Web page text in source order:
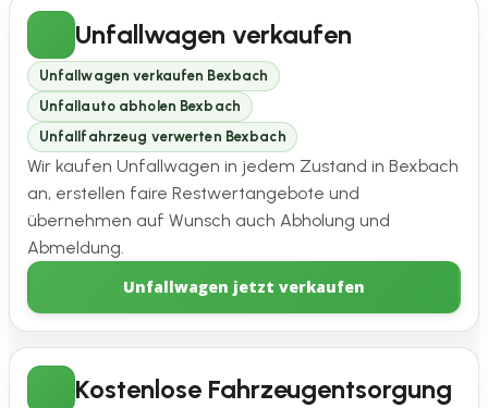
Unfallwagen verkaufen
Unfallwagen verkaufen Bexbach
Unfallauto abholen Bexbach
Unfallfahrzeug verwerten Bexbach
Wir kaufen Unfallwagen in jedem Zustand in Bexbach
an, erstellen faire Restwertangebote und
übernehmen auf Wunsch auch Abholung und
Abmeldung.
Unfallwagen jetzt verkaufen
Kostenlose Fahrzeugentsorgung